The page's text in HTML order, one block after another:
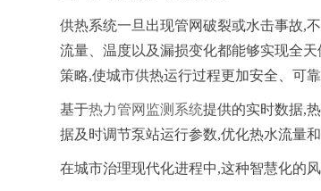
供热系统一旦出现管网破裂或水击事故,
流量、温度以及漏损变化都能够实现全
策略,使城市供热运行过程更加安全、可靠
基于热力管网监测系统提供的实时数据,
据及时调节泵站运行参数,优化热水流量
在城市治理现代化进程中,这种智慧化的